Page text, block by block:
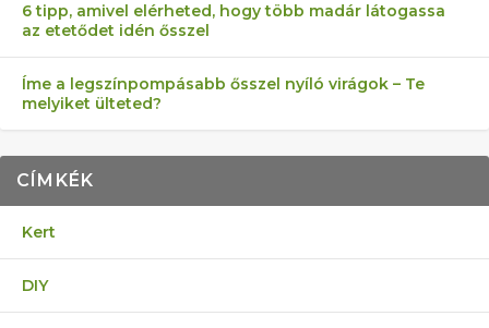
6 tipp, amivel elérheted, hogy több madár látogassa
az etetődet idén ősszel
Íme a legszínpompásabb ősszel nyíló virágok – Te
melyiket ülteted?
CÍMKÉK
Kert
DIY